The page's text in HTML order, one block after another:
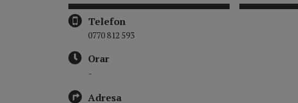
Telefon
0770 812 593
Orar
-
Adresa